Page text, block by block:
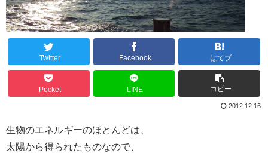
Twitter Facebook はてブ
Pocket LINE コピー
2012.12.16
生物のエネルギーのほとんどは、
太陽から得られたものなので、